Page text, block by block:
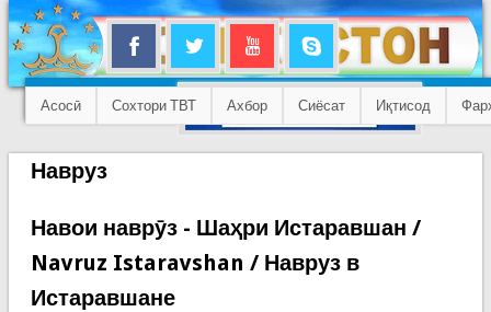
Асосӣ Сохтори ТВТ Ахбор Сиёсат Иқтисод
Навруз
Навои наврӯз - Шаҳри Истаравшан /
Navruz Istaravshan / Навруз в
Истаравшане